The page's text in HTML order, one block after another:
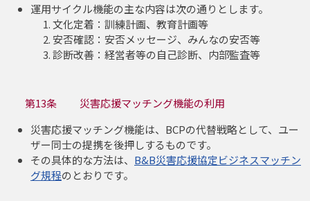
運用サイクル機能の主な内容は次の通りとします。
文化定着：訓練計画、教育計画等
安否確認：安否メッセージ、みんなの安否等
診断改善：経営者等の自己診断、内部監査等
第13条 災害応援マッチング機能の利用
災害応援マッチング機能は、BCPの代替戦略として、ユー
ザー同士の提携を後押しするものです。
その具体的な方法は、 B&B災害応援協定ビジネスマッチン
グ規程のとおりです。